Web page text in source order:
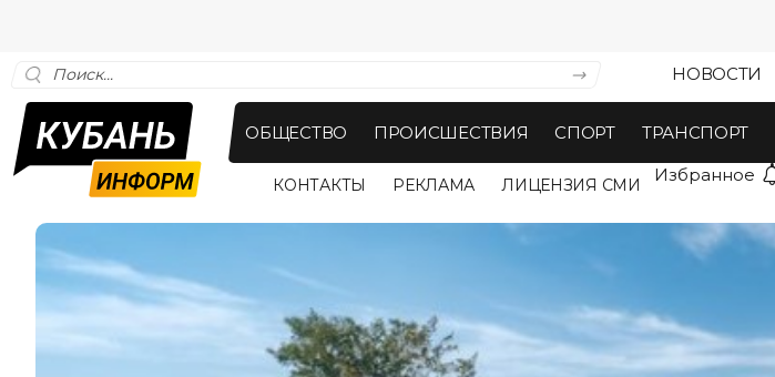
НОВОСТИ
ОБЩЕСТВО ПРОИСШЕСТВИЯ СПОРТ ТРАНСПОРТ
КОНТАКТЫ РЕКЛАМА ЛИЦЕНЗИЯ СМИ Избранное